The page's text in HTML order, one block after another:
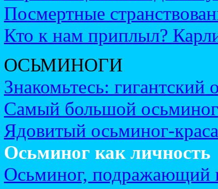
Посмертные
Кто к нам приплыл?
ОСЬМИНОГИ
Знакомьтесь: гигантский
Самый большой
Ядовитый осьминог-
Осьминог как личность
Осьминог, подражающий